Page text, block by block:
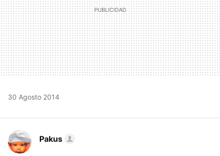
30 Agosto 2014
Pakus